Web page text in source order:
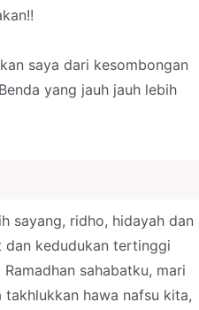
saya dari kesombongan
yang jauh jauh lebih
sayang, ridho, hidayah dan
dan kedudukan tertinggi
sahabatku, mari
hawa nafsu kita,